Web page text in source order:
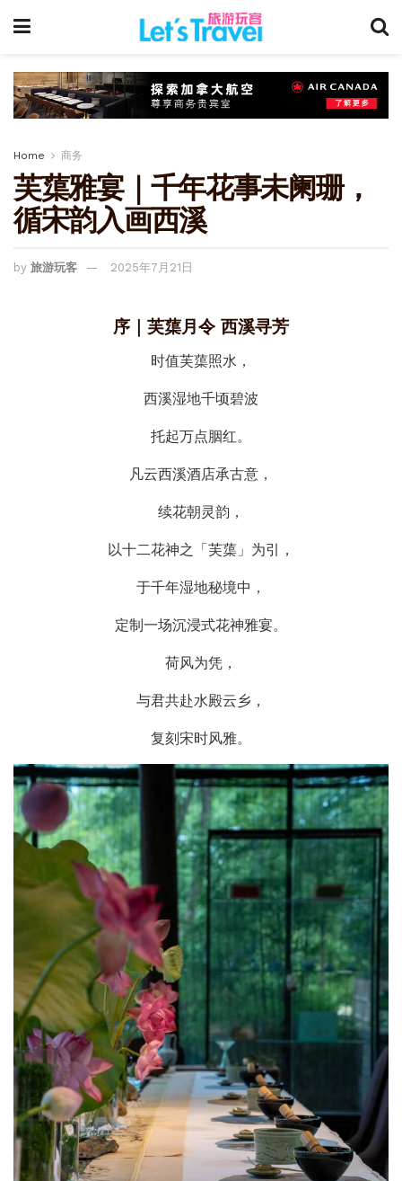
Home 商务
芙蕖雅宴｜千年花事未阑珊，
循宋韵入画西溪
by 旅游玩客 2025年7月21日
序｜芙蕖月令 西溪寻芳
时值芙蕖照水，
西溪湿地千顷碧波
托起万点胭红。
凡云西溪酒店承古意，
续花朝灵韵，
以十二花神之「芙蕖」为引，
于千年湿地秘境中，
定制一场沉浸式花神雅宴。
荷风为凭，
与君共赴水殿云乡，
复刻宋时风雅。